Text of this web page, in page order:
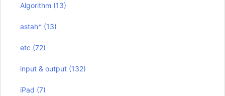
Algorithm (13)
astah* (13)
etc (72)
input & output (132)
iPad (7)